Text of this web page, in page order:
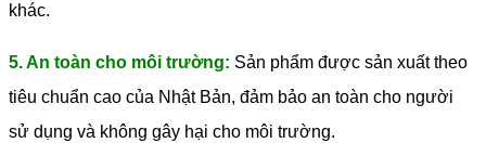
khác.
5. An toàn cho môi trường: Sản phẩm được sản xuất theo
tiêu chuẩn cao của Nhật Bản, đảm bảo an toàn cho người
sử dụng và không gây hại cho môi trường.